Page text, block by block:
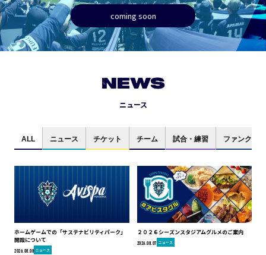
coming soon
NEWS
ニュース
ALL ニュース チケット チーム 試合・練習 ファンクラブ
ホームゲームでの「サステナビリティパーク」
開設について
2026.08.08 ニュース
２０２６シーズンスタジアムグルメのご案内
2026.08.07 ニュース